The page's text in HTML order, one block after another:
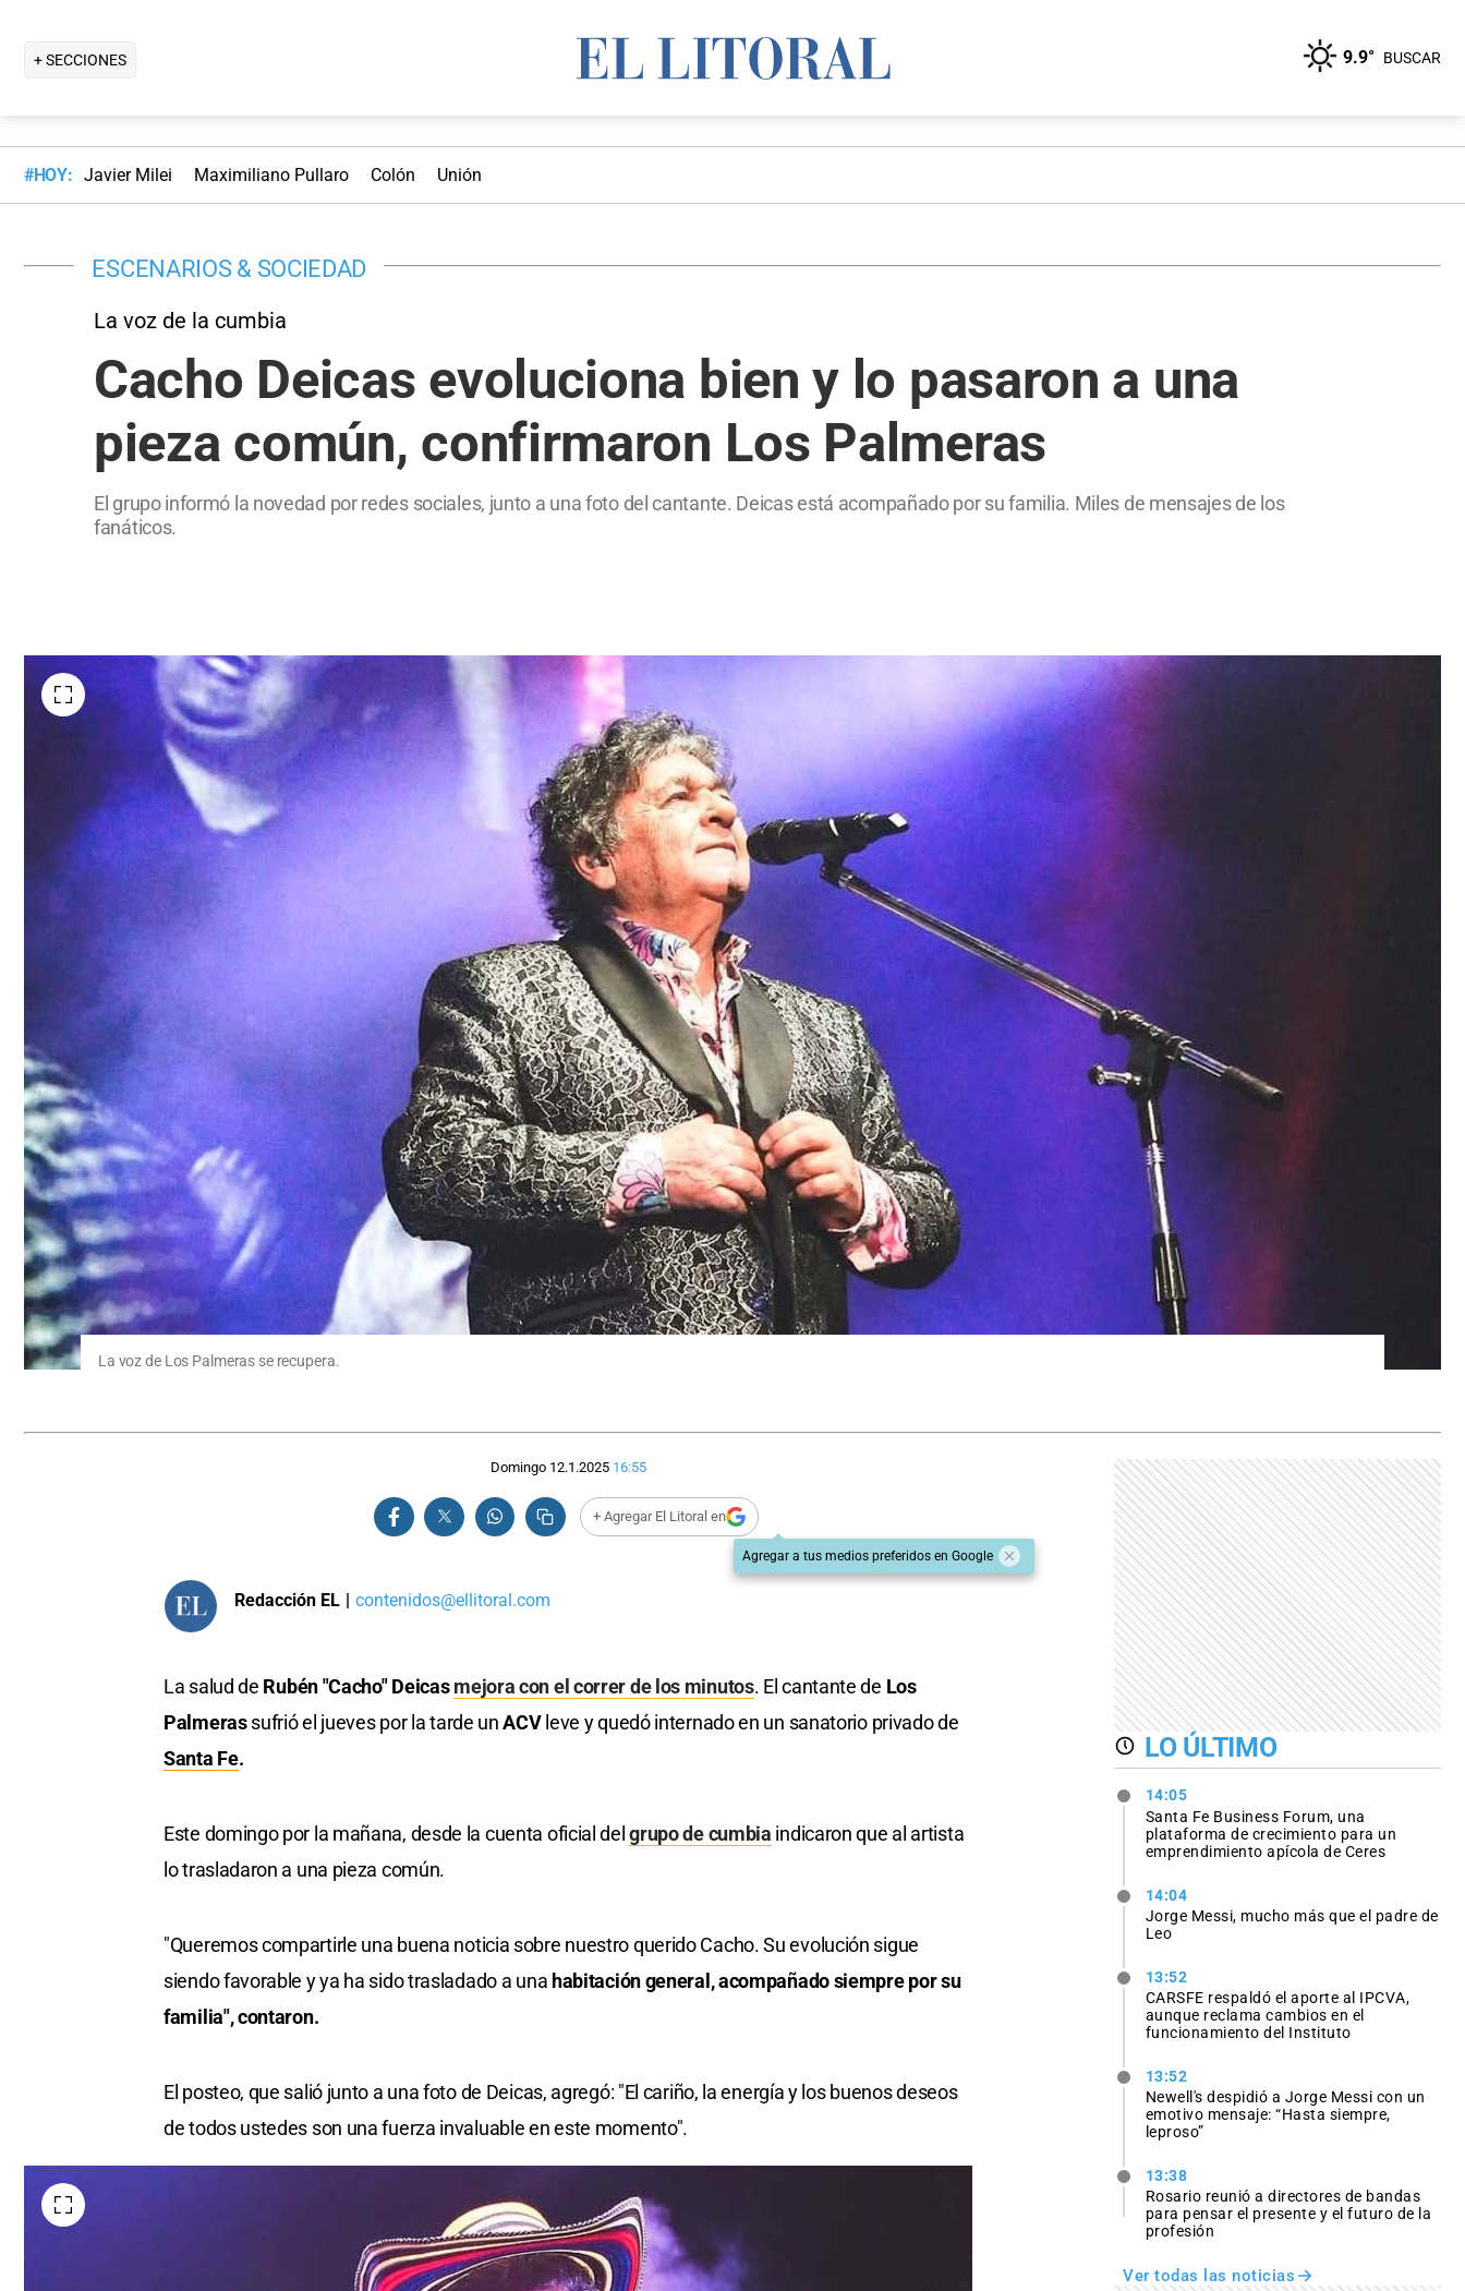
+ SECCIONES 9.9° BUSCAR
#HOY: Javier Milei Maximiliano Pullaro Colón Unión
ESCENARIOS & SOCIEDAD
La voz de la cumbia
Cacho Deicas evoluciona bien y lo pasaron a una
pieza común, confirmaron Los Palmeras
El grupo informó la novedad por redes sociales, junto a una foto del cantante. Deicas está acompañado por su familia. Miles de mensajes de los
fanáticos.
La voz de Los Palmeras se recupera.
Domingo 12.1.2025 16:55
+ Agregar El Litoral en
Agregar a tus medios preferidos en Google
Redacción EL | contenidos@ellitoral.com
La salud de Rubén "Cacho" Deicas mejora con el correr de los minutos. El cantante de Los
Palmerassufrió el jueves por la tarde unACVleve y quedó internado en un sanatorio privado de
Santa Fe.
Este domingo por la mañana, desde la cuenta oficial delgrupo de cumbia indicaron que al artista
lo trasladaron a una pieza común.
"Queremos compartirle una buena noticia sobre nuestro querido Cacho. Su evolución sigue
siendo favorable y ya ha sido trasladado a una habitación general, acompañado siempre por su
familia", contaron.
El posteo, que salió junto a una foto de Deicas, agregó: "El cariño, la energía y los buenos deseos
de todos ustedes son una fuerza invaluable en este momento".
LO ÚLTIMO
14:05
Santa Fe Business Forum, una
plataforma de crecimiento para un
emprendimiento apícola de Ceres
14:04
Jorge Messi, mucho más que el padre de
Leo
13:52
CARSFE respaldó el aporte al IPCVA,
aunque reclama cambios en el
funcionamiento del Instituto
13:52
Newell's despidió a Jorge Messi con un
emotivo mensaje: “Hasta siempre,
leproso”
13:38
Rosario reunió a directores de bandas
para pensar el presente y el futuro de la
profesión
Ver todas las noticias